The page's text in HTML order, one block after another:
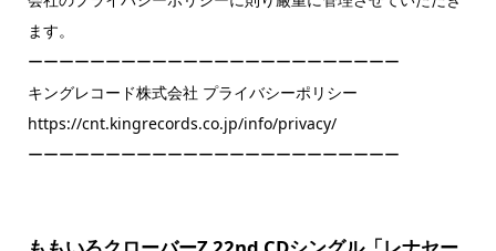
ます。
ーーーーーーーーーーーーーーーーーーーーーーーー
キングレコード株式会社 プライバシーポリシー
https://cnt.kingrecords.co.jp/info/privacy/
ーーーーーーーーーーーーーーーーーーーーーーーー